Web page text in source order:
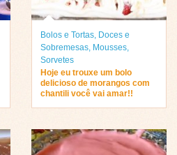
Bolos e Tortas, Doces e
Sobremesas, Mousses,
Sorvetes
Hoje eu trouxe um bolo
delicioso de morangos com
chantili você vai amar!!